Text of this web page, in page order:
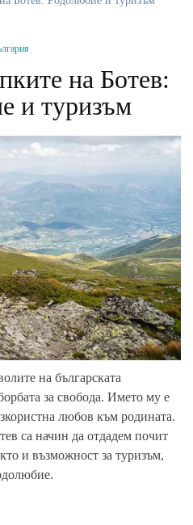
на Ботев:
и туризъм
на българската
за свобода. Името му е
любов към родината.
са начин да отдадем почит
и възможност за туризъм,